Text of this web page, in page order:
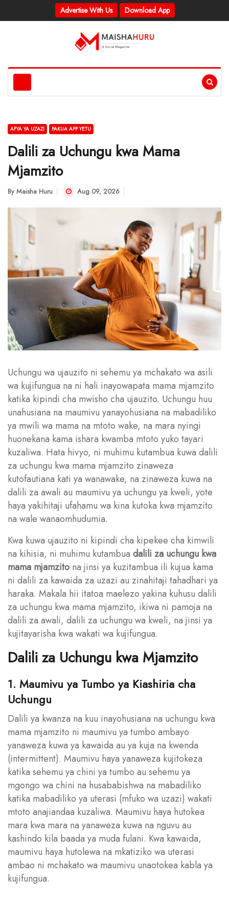
Advertise With Us Download App
AFYA YA UZAZI PAKUA APP YETU
Dalili za Uchungu kwa Mama
Mjamzito
By Maisha Huru Aug 09, 2026
Uchungu wa ujauzito ni sehemu ya mchakato wa asili
wa kujifungua na ni hali inayowapata mama mjamzito
katika kipindi cha mwisho cha ujauzito. Uchungu huu
unahusiana na maumivu yanayohusiana na mabadiliko
ya mwili wa mama na mtoto wake, na mara nyingi
huonekana kama ishara kwamba mtoto yuko tayari
kuzaliwa. Hata hivyo, ni muhimu kutambua kuwa dalili
za uchungu kwa mama mjamzito zinaweza
kutofautiana kati ya wanawake, na zinaweza kuwa na
dalili za awali au maumivu ya uchungu ya kweli, yote
haya yakihitaji ufahamu wa kina kutoka kwa mjamzito
na wale wanaomhudumia.
Kwa kuwa ujauzito ni kipindi cha kipekee cha kimwili
na kihisia, ni muhimu kutambua dalili za uchungu kwa
mama mjamzito na jinsi ya kuzitambua ili kujua kama
ni dalili za kawaida za uzazi au zinahitaji tahadhari ya
haraka. Makala hii itatoa maelezo yakina kuhusu dalili
za uchungu kwa mama mjamzito, ikiwa ni pamoja na
dalili za awali, dalili za uchungu wa kweli, na jinsi ya
kujitayarisha kwa wakati wa kujifungua.
Dalili za Uchungu kwa Mjamzito
1. Maumivu ya Tumbo ya Kiashiria cha
Uchungu
Dalili ya kwanza na kuu inayohusiana na uchungu kwa
mama mjamzito ni maumivu ya tumbo ambayo
yanaweza kuwa ya kawaida au ya kuja na kwenda
(intermittent). Maumivu haya yanaweza kujitokeza
katika sehemu ya chini ya tumbo au sehemu ya
mgongo wa chini na husababishwa na mabadiliko
katika mabadiliko ya uterasi (mfuko wa uzazi) wakati
mtoto anajiandaa kuzaliwa. Maumivu haya hutokea
mara kwa mara na yanaweza kuwa na nguvu au
kashindo kila baada ya muda fulani. Kwa kawaida,
maumivu haya hutolewa na mkatiziko wa uterasi
ambao ni mchakato wa maumivu unaotokea kabla ya
kujifungua.